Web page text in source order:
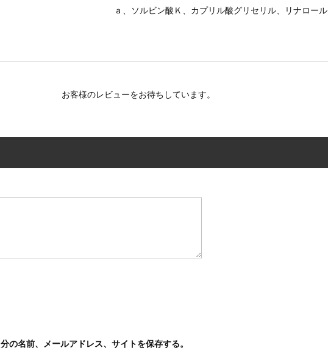
ａ、ソルビン酸Ｋ、カプリル酸グリセリル、リナロール
お客様のレビューをお待ちしています。
の名前、メールアドレス、サイトを保存する。